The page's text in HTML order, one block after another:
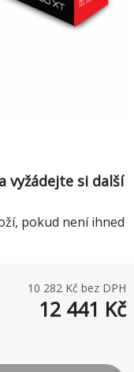
10 282 Kč bez DPH
12 441 Kč
vyžádejte si další
pokud není ihned